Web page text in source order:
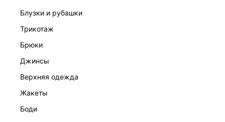
блузки и рубашки
трикотаж
брюки
джинсы
верхняя одежда
жакеты
боди
ДОСТАВКА И ВОЗВРАТ